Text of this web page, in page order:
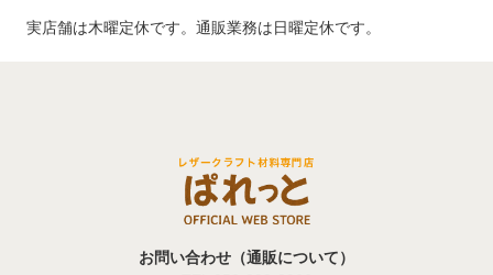
実店舗は木曜定休です。通販業務は日曜定休です。
お問い合わせ（通販について）